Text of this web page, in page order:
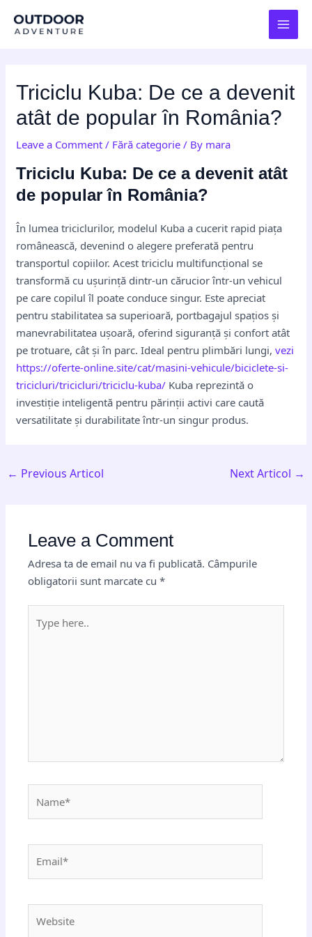
Triciclu Kuba: De ce a devenit
atât de popular în România?
Leave a Comment / Fără categorie / By mara
Triciclu Kuba: De ce a devenit atât
de popular în România?
În lumea triciclurilor, modelul Kuba a cucerit rapid piața
românească, devenind o alegere preferată pentru
transportul copiilor. Acest triciclu multifuncțional se
transformă cu ușurință dintr-un cărucior într-un vehicul
pe care copilul îl poate conduce singur. Este apreciat
pentru stabilitatea sa superioară, portbagajul spațios și
manevrabilitatea ușoară, oferind siguranță și confort atât
pe trotuare, cât și în parc. Ideal pentru plimbări lungi,vezi
https://oferte-online.site/cat/masini-vehicule/biciclete-si-
tricicluri/tricicluri/triciclu-kuba/ Kuba reprezintă o
investiție inteligentă pentru părinții activi care caută
versatilitate și durabilitate într-un singur produs.
navigation
← Previous Articol Next Articol →
Leave a Comment
Adresa ta de email nu va fi publicată. Câmpurile
obligatorii sunt marcate cu*
here..